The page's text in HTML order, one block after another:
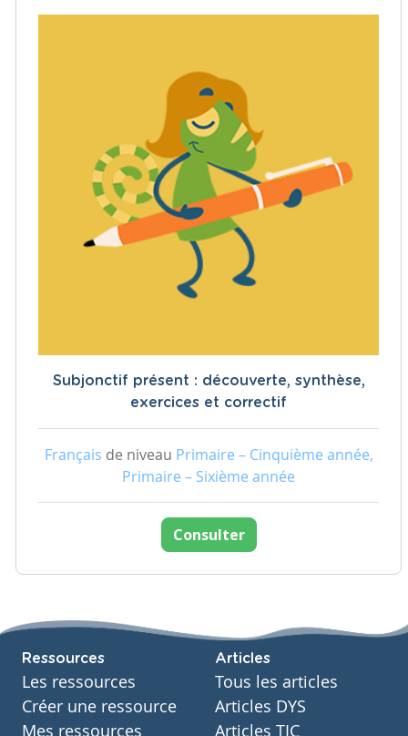
Subjonctif présent : découverte, synthèse,
exercices et correctif
Français de niveau Primaire – Cinquième année,
Primaire – Sixième année
Consulter
Ressources
Les ressources
Créer une ressource
Mes ressources
Articles
Tous les articles
Articles DYS
Articles TIC